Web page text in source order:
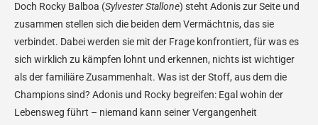
Doch Rocky Balboa (Sylvester Stallone) steht Adonis zur Seite und
zusammen stellen sich die beiden dem Vermächtnis, das sie
verbindet. Dabei werden sie mit der Frage konfrontiert, für was es
sich wirklich zu kämpfen lohnt und erkennen, nichts ist wichtiger
als der familiäre Zusammenhalt. Was ist der Stoff, aus dem die
Champions sind? Adonis und Rocky begreifen: Egal wohin der
Lebensweg führt – niemand kann seiner Vergangenheit